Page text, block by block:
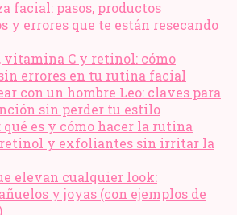
facial: pasos, productos
y errores que te están resecando
vitamina C y retinol: cómo
errores en tu rutina facial
con un hombre Leo: claves para
sin perder tu estilo
es y cómo hacer la rutina
retinol y exfoliantes sin irritar la
elevan cualquier look:
y joyas (con ejemplos de